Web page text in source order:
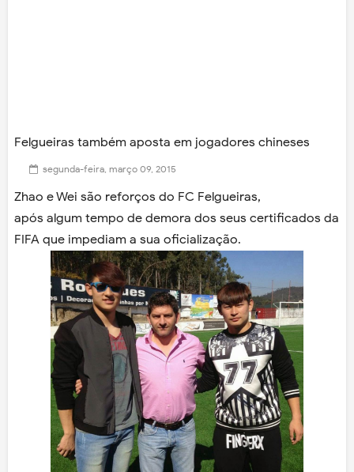
Felgueiras também aposta em jogadores chineses
segunda-feira, março 09, 2015
Zhao e Wei são reforços do FC Felgueiras,
após algum tempo de demora dos seus certificados da
FIFA que impediam a sua oficialização.